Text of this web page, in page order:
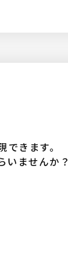
きます。
いませんか？